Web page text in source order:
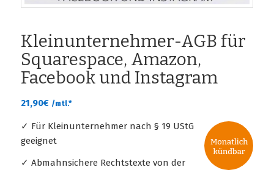
Kleinunternehmer-AGB für
Squarespace, Amazon,
Facebook und Instagram
21,90€ /mtl.*
✓ Für Kleinunternehmer nach § 19 UStG
geeignet
✓ Abmahnsichere Rechtstexte von der